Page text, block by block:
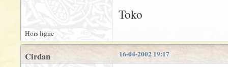
Toko
Hors ligne
16-04-2002 19:17
Cirdan